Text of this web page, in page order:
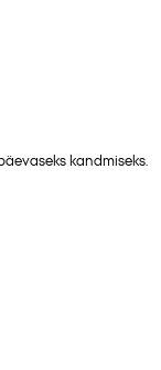
kandmiseks.